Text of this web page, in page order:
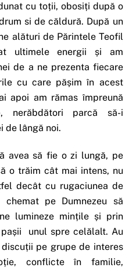
cu toții, obosiți după o
si de căldură. După un
alături de Părintele Teofil
ultimele energii și am
de a ne prezenta fiecare
cu care pășim în acest
apoi am rămas împreună
nerăbdători parcă să-i
de lângă noi.
avea să fie o zi lungă, pe
o trăim cât mai intens, nu
decât cu rugaciunea de
pe Dumnezeu să
lumineze mințile și prin
unul spre celălalt. Au
pe grupe de interes
conflicte în familie,